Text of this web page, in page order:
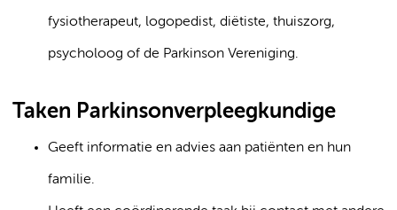
fysiotherapeut, logopedist, diëtiste, thuiszorg,
psycholoog of de Parkinson Vereniging.
Taken Parkinsonverpleegkundige
Geeft informatie en advies aan patiënten en hun
familie.